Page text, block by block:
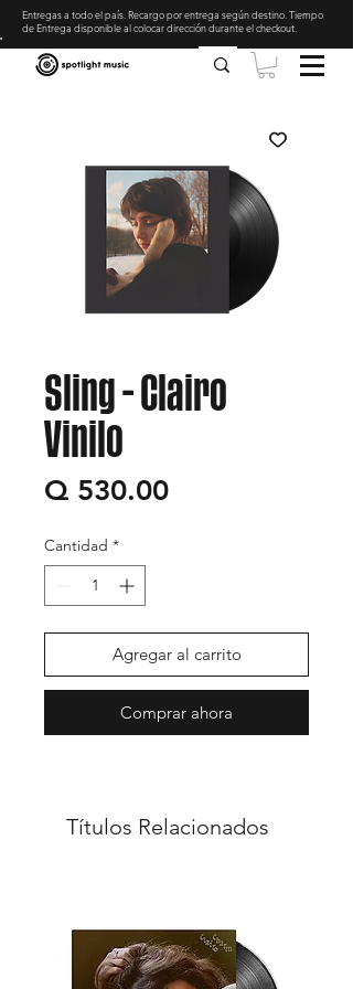
Entregas a todo el país. Recargo por entrega según destino. Tiempo
de Entrega disponible al colocar dirección durante el checkout
Sling - Clairo
Vinilo
Q 530.00Precio
Cantidad *
Agregar al carrito
Comprar ahora
Títulos Relacionados